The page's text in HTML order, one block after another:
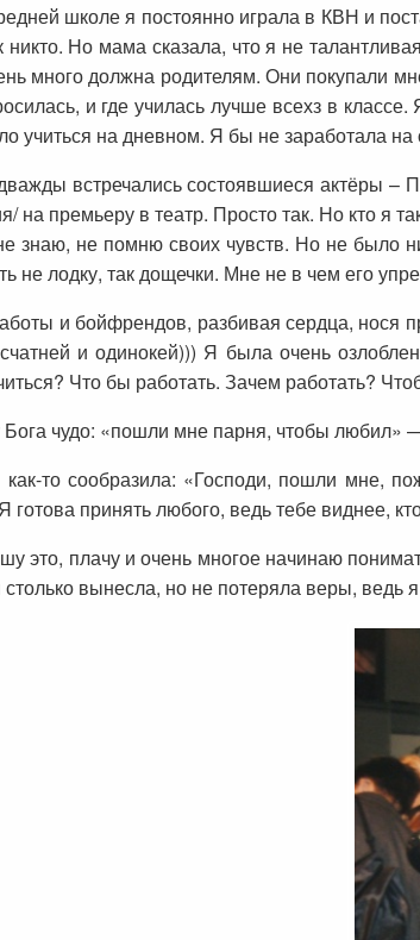
школе я постоянно играла в КВН и
никто. Но мама сказала, что я не
много должна родителям. Они покупали
и где училась лучше всехз в
учиться на дневном. Я бы не заработала
встречались состоявшиеся актёры –
на премьеру в театр. Просто так. Но кто я
знаю, не помню своих чувств. Но не было
не лодку, так дощечки. Мне не в чем его
и бойфрендов, разбивая сердца, нося
и одинокей))) Я была очень
Что бы работать. Зачем работать?
чудо: «пошли мне парня, чтобы любил»
то сообразила: «Господи, пошли мне,
готова принять любого, ведь тебе виднее,
это, плачу и очень многое начинаю
вынесла, но не потеряла веры, ведь